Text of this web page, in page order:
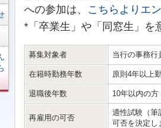
への参加は、 こちらよりエ
*「卒業生」や「同窓生」を
募集対象者 当行の事務行
在籍時勤務年数 原則4年以上
退職後年数 10年以内の方
再雇用の可否
適性試験（筆
可否を決定し